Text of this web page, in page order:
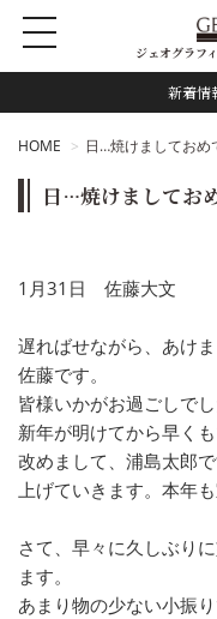
新着情
ジェオグラフ
HOME 日…焼けましておめ
日…焼けましてお
1月31日 佐藤大文
遅ればせながら、あけ
佐藤です。
皆様いかがお過ごしで
新年が明けてから早く
改めまして、浦島太郎
上げていきます。本年
さて、早々に久しぶり
ます。
あまり物の少ない小振